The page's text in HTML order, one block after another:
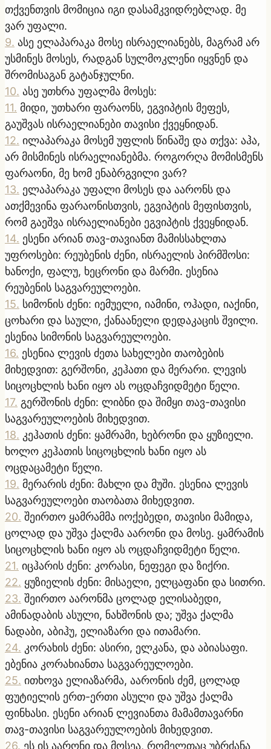
თქვენთვის მომიცია იგი დასამკვიდრებლად. მე
ვარ უფალი.
9. ასე ელაპარაკა მოსე ისრაელიანებს, მაგრამ არ
უსმინეს მოსეს, რადგან სულმოკლენი იყვნენ და
შრომისაგან გატანჯულნი.
10. ასე უთხრა უფალმა მოსეს:
11. მიდი, უთხარი ფარაონს, ეგვიპტის მეფეს,
გაუშვას ისრაელიანები თავისი ქვეყნიდან.
12. ილაპარაკა მოსემ უფლის წინაშე და თქვა: აჰა,
არ მისმინეს ისრაელიანებმა. როგორღა მომისმენს
ფარაონი, მე ხომ ენაბრგვილი ვარ?
13. ელაპარაკა უფალი მოსეს და აარონს და
ათქმევინა ფარაონისთვის, ეგვიპტის მეფისთვის,
რომ გაეშვა ისრაელიანები ეგვიპტის ქვეყნიდან.
14. ესენი არიან თავ-თავიანთ მამისსახლთა
უფროსები: რეუბენის ძენი, ისრაელის პირმშოსი:
ხანოქი, ფალუ, ხეცრონი და მარმი. ესენია
რეუბენის საგვარეულოები.
15. სიმონის ძენი: იემუელი, იამინი, ოჰადი, იაქინი,
ცოხარი და საული, ქანაანელი დედაკაცის შვილი.
ესენია სიმონის საგვარეულოები.
16. ესენია ლევის ძეთა სახელები თაობების
მიხედვით: გერშონი, კეჰათი და მერარი. ლევის
სიცოცხლის ხანი იყო ას ოცდაჩვიდმეტი წელი.
17. გერშონის ძენი: ლიბნი და შიმყი თავ-თავისი
საგვარეულოების მიხედვით.
18. კეჰათის ძენი: ყამრამი, ხებრონი და ყუზიელი.
ხოლო კეჰათის სიცოცხლის ხანი იყო ას
ოცდაცამეტი წელი.
19. მერარის ძენი: მახლი და მუში. ესენია ლევის
საგვარეულოები თაობათა მიხედვით.
20. შეირთო ყამრამმა იოქებედი, თავისი მამიდა,
ცოლად და უშვა ქალმა აარონი და მოსე. ყამრამის
სიცოცხლის ხანი იყო ას ოცდაჩვიდმეტი წელი.
21. იცჰარის ძენი: კორასი, ნეფეგი და ზიქრი.
22. ყუზიელის ძენი: მისაელი, ელცაფანი და სითრი.
23. შეირთო აარონმა ცოლად ელისაბედი,
ამინადაბის ასული, ნახშონის და; უშვა ქალმა
ნადაბი, აბიჰუ, ელიაზარი და ითამარი.
24. კორახის ძენი: ასირი, ელკანა, და აბიასაფი.
ებენია კორახიანთა საგვარეულოები.
25. ითხოვა ელიაზარმა, აარონის ძემ, ცოლად
ფუტიელის ერთ-ერთი ასული და უშვა ქალმა
ფინხასი. ესენი არიან ლევიანთა მამამთავარნი
თავ-თავისი საგვარეულოების მიხედვით.
26. ეს ის აარონი და მოსეა, რომელთაც უბრძანა